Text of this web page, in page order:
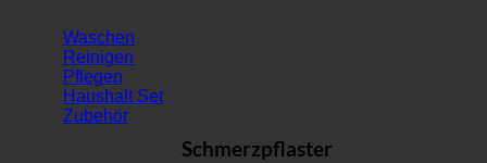
Waschen
Reinigen
Pflegen
Haushalt Set
Zubehör
Schmerzpflaster